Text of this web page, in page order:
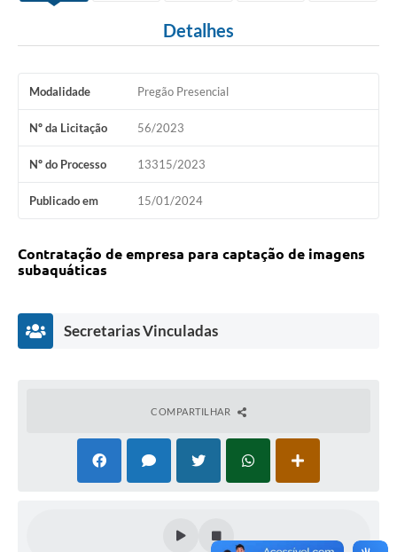
Detalhes
Modalidade Pregão Presencial
Nº da Licitação 56/2023
Nº do Processo 13315/2023
Publicado em 15/01/2024
Contratação de empresa para captação de imagens
subaquáticas
Secretarias Vinculadas
COMPARTILHAR